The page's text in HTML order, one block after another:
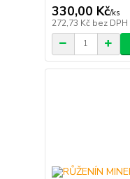
330,00 Kč/ks
272,73 Kč bez DPH